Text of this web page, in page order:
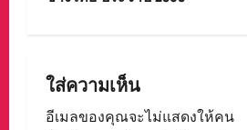
g
t
ใส่ความเห็น
อีเมลของคุณจะไม่แสดงให้คน